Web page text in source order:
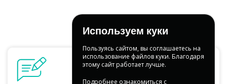
Используем куки
Пользуясь сайтом, вы соглашаетесь на
использование файлов куки. Благодаря
этому сайт работает лучше.
Подробнее ознакомиться с